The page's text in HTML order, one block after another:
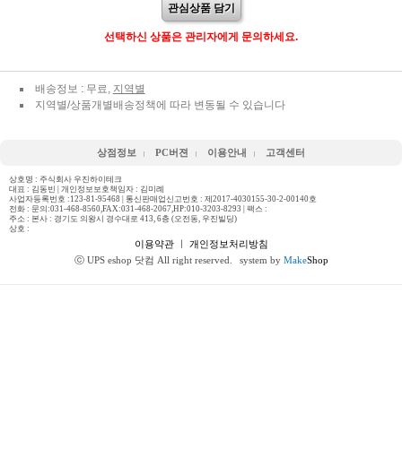
관심상품 담기
선택하신 상품은 관리자에게 문의하세요.
배송정보 : 무료, 지역별
지역별/상품개별배송정책에 따라 변동될 수 있습니다
상점정보 PC버젼 이용안내 고객센터
상호명 : 주식회사 우진하이테크
대표 : 김동빈 | 개인정보보호책임자 : 김미례
사업자등록번호 :123-81-95468 | 통신판매업신고번호 : 제2017-4030155-30-2-00140호
전화 : 문의:031-468-8560,FAX:031-468-2067,HP:010-3203-8293 | 팩스 :
주소 : 본사 : 경기도 의왕시 경수대로 413, 6층 (오전동, 우진빌딩)
상호 :
이용약관ㅣ 개인정보처리방침
ⓒ UPS eshop 닷컴 All right reserved.
system by MakeShop